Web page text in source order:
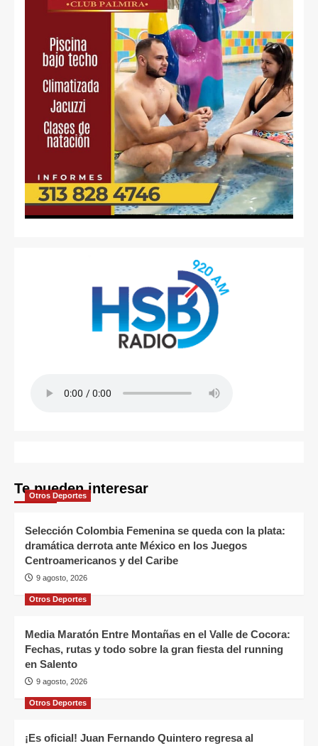
Te pueden interesar
Otros Deportes
Selección Colombia Femenina se queda con la plata:
dramática derrota ante México en los Juegos
Centroamericanos y del Caribe
9 agosto, 2026
Otros Deportes
Media Maratón Entre Montañas en el Valle de Cocora:
Fechas, rutas y todo sobre la gran fiesta del running
en Salento
9 agosto, 2026
Otros Deportes
¡Es oficial! Juan Fernando Quintero regresa al